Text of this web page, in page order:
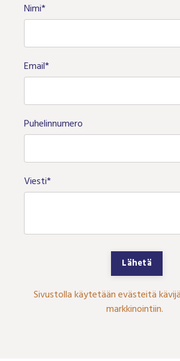
Nimi*
Email*
Puhelinnumero
Viesti*
Lähetä
Sivustolla käytetään evästeitä
markkinointiin.